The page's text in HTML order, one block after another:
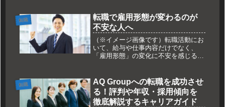
として活動が長期化してしまうケース
も少なくありません。しかし、戦略的
に...
転職
転職で雇用形態が変わるのが
不安な人へ
（※イメージ画像です）転職活動にお
いて、給与や仕事内容だけでなく、
「雇用形態」の変化に不安を感じる人
スなど、働き方が多様化する中で、ど
の選択肢が自分に合っているのか分か
らず...
転職
AQ Groupへの転職を成功させ
る！評判や年収・採用傾向を
徹底解説するキャリアガイド